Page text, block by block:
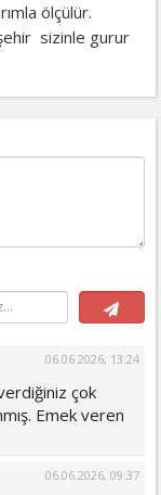
ölçülür.
sizinle gurur
06.06.2026, 13:24
çok
Emek veren
06.06.2026, 09:37